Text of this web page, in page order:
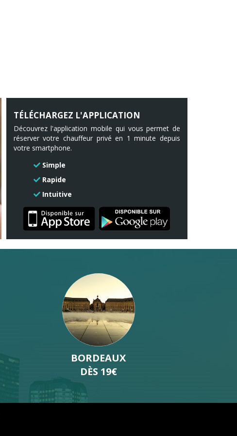
TÉLÉCHARGEZ L'APPLICATION
Découvrez l'application mobile qui vous permet de
réserver votre chauffeur privé en 1 minute depuis
votre smartphone.
Simple
Rapide
Intuitive
NICE
DÈS 18€